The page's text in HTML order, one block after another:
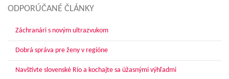
ODPORÚČANÉ ČLÁNKY
Záchranári s novým ultrazvukom
Dobrá správa pre ženy v regióne
Navštívte slovenské Rio a kochajte sa úžasnými výhľadmi